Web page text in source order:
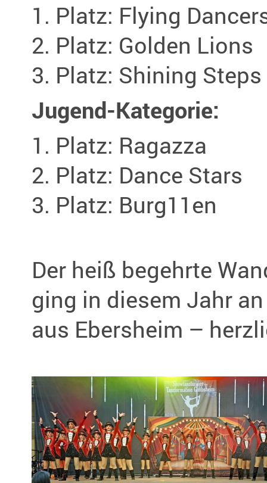
Platz: Flying
Platz: Golden Lions
Platz: Shining Steps
Jugend-Kategorie:
Platz: Ragazza
Platz: Dance Stars
Platz: Burg11en
Der heiß begehrte
ging in diesem Jahr
aus Ebersheim –